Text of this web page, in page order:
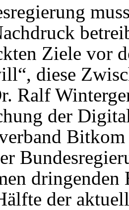
Ziele vor
diese
Ralf
der
dringenden
der